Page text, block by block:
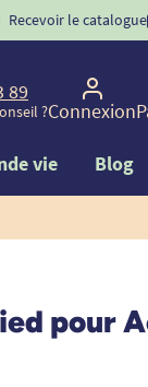
commande
Recevoir le catalogue
89
?Connexion
vie Blog
pour